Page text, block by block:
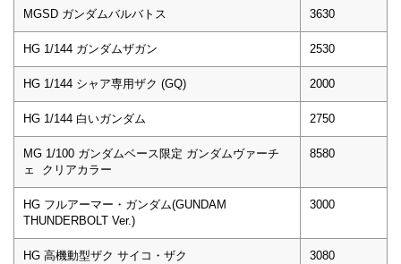
MGSD ガンダムバルバトス 3630
HG 1/144 ガンダムザガン 2530
HG 1/144 シャア専用ザク (GQ) 2000
HG 1/144 白いガンダム 2750
MG 1/100 ガンダムベース限定 ガンダムヴァーチ
ェ クリアカラー
8580
HG フルアーマー・ガンダム(GUNDAM
THUNDERBOLT Ver.)
3000
HG 高機動型ザク サイコ・ザク
3080